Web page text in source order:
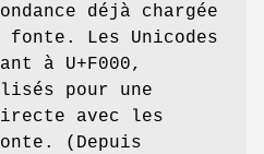
déjà chargée
Les Unicodes
à U+F000,
pour une
avec les
(Depuis